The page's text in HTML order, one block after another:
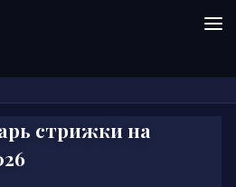
стрижки на